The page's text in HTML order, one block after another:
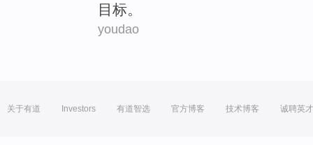
目标。
youdao
关于有道 Investors 有道智选 官方博客 技术博客 诚聘英才